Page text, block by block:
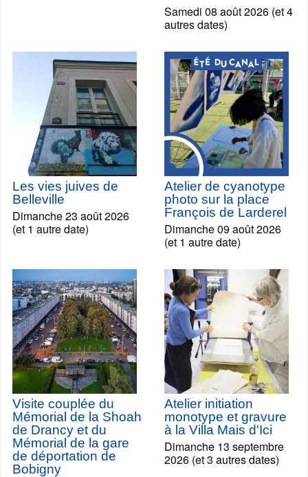
Samedi 08 août 2026 (et 4
autres dates)
Les vies juives de
Belleville
Dimanche 23 août 2026
(et 1 autre date)
Atelier de cyanotype
photo sur la place
François de Larderel
Dimanche 09 août 2026
(et 1 autre date)
Visite couplée du
Mémorial de la Shoah
de Drancy et du
Mémorial de la gare
de déportation de
Bobigny
Atelier initiation
monotype et gravure
à la Villa Mais d'Ici
Dimanche 13 septembre
2026 (et 3 autres dates)